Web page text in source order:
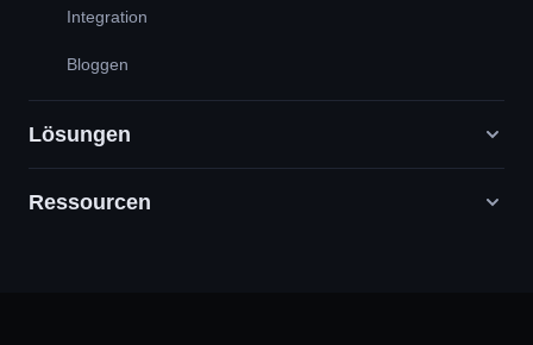
Integration
Bloggen
Lösungen
Digitale Marketingagenturen
Ressourcen